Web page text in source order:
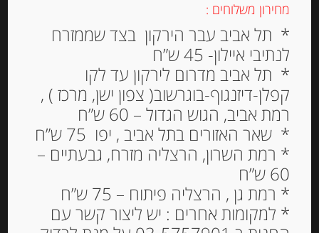
מציג תוצאה אחת
למיין לפי פופולריות
מחירון משלוחים :
* תל אביב עבר הירקון בצד שממזרח
לנתיבי איילון- 45 ש”ח
* תל אביב מדרום לירקון עד לקו
קפלן-דיזנגוף-בוגרשוב( צפון ישן, מרכז ) ,
רמת אביב, הגוש הגדול – 60 ש”ח
* שאר האזורים בתל אביב , יפו 75 ש”ח
* רמת השרון, הרצליה מזרח, גבעתיים –
60 ש”ח
* רמת גן , הרצליה פיתוח – 75 ש”ח
* למקומות אחרים : יש ליצור קשר עם